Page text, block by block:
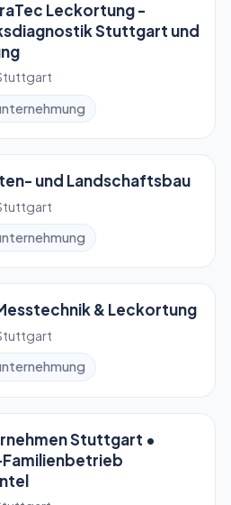
Leckortung -
Stuttgart und
und Landschaftsbau
& Leckortung
Stuttgart •